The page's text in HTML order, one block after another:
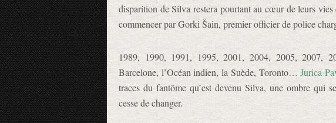
disparition de Silva restera pourtant au cœur de leurs vies
commencer par Gorki Šain, premier officier de police
1989, 1990, 1991, 1995, 2001, 2004, 2005, 2007,
Barcelone, l’Océan indien, la Suède, Toronto…Jurica
traces du fantôme qu’est devenu Silva, une ombre qui
cesse de changer.